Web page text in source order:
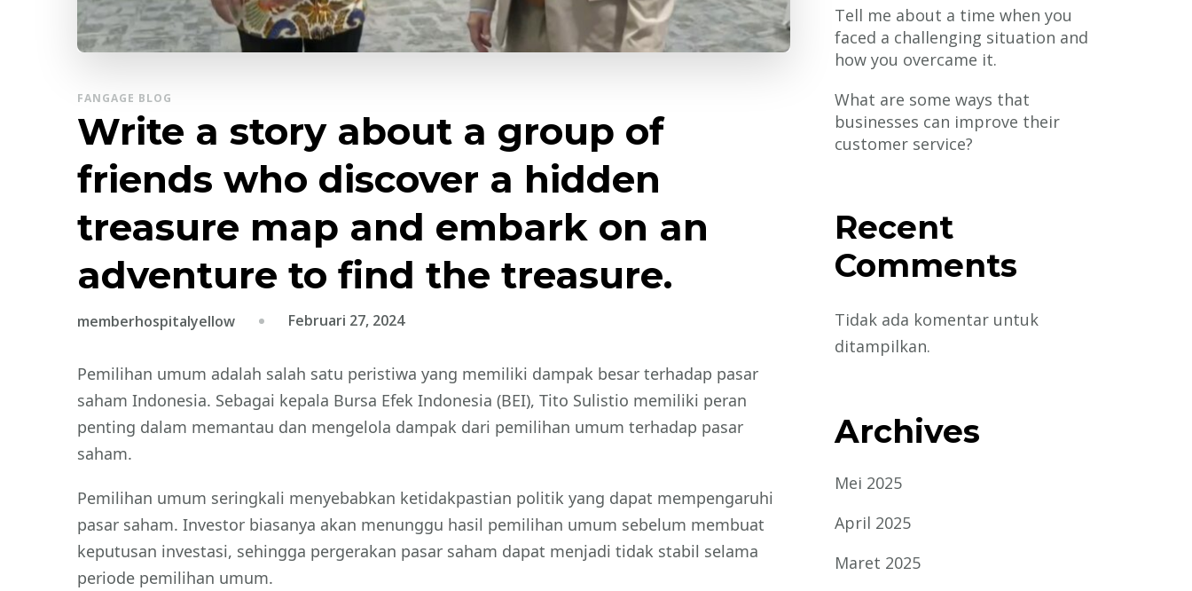
FANGAGE BLOG
Write a story about a group of
friends who discover a hidden
treasure map and embark on an
adventure to find the treasure.
memberhospitalyellow Februari 27, 2024
Pemilihan umum adalah salah satu peristiwa yang memiliki dampak besar terhadap pasar
saham Indonesia. Sebagai kepala Bursa Efek Indonesia (BEI), Tito Sulistio memiliki peran
penting dalam memantau dan mengelola dampak dari pemilihan umum terhadap pasar
saham.
Pemilihan umum seringkali menyebabkan ketidakpastian politik yang dapat mempengaruhi
pasar saham. Investor biasanya akan menunggu hasil pemilihan umum sebelum membuat
keputusan investasi, sehingga pergerakan pasar saham dapat menjadi tidak stabil selama
periode pemilihan umum.
Tell me about a time when you
faced a challenging situation and
how you overcame it.
What are some ways that
businesses can improve their
customer service?
Recent
Comments
Tidak ada komentar untuk
ditampilkan.
Archives
Mei 2025
April 2025
Maret 2025